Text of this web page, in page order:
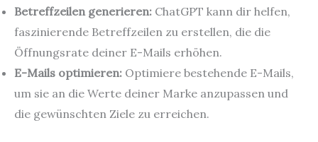
Betreffzeilen generieren: ChatGPT kann dir helfen,
faszinierende Betreffzeilen zu erstellen, die die
Öffnungsrate deiner E-Mails erhöhen.
E-Mails optimieren: Optimiere bestehende E-Mails,
um sie an die Werte deiner Marke anzupassen und
die gewünschten Ziele zu erreichen.